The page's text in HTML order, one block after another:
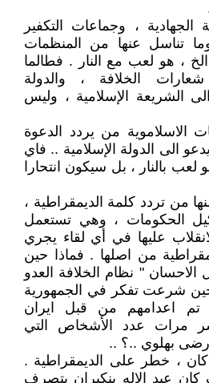
، وجماعات التكفير
تناسل عنها من المنظمات
الخ ، هو لعب مع النار . فطالما
الخلافة ، والدولة
الشريعة الإسلامية ، وليس
الاسلاموية من يردد الدعوة
الى الدولة الإسلامية .. فاي
بالنار ، بل سيكون انتحارا
من تردد كلمة الديمقراطية ،
الحكومات ، وهي تستعمل
عليها في أي لقاء يجري
من اصلها . فماذا حين
الاحسان " نظام الخلافة العدو
حين شرعت تفكر في الجمهورية
تم اعدامهم من قبل ايران
مرات عدد الأشخاص التي
رضى بهلوي ..؟ ..
كان ، خطر على الديمقراطية .
عبد الاله بنكيران يتصرف